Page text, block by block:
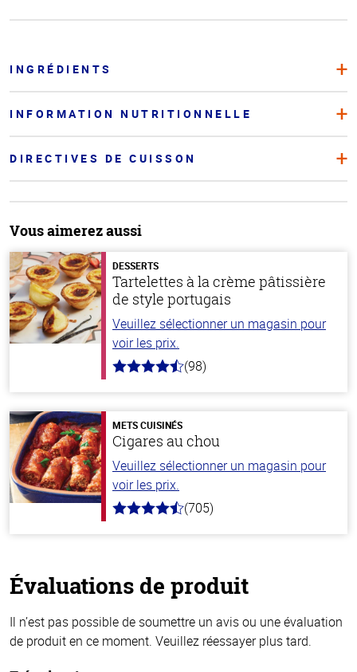
INGRÉDIENTS
INFORMATION NUTRITIONNELLE
DIRECTIVES DE CUISSON
Vous aimerez aussi
DESSERTS
Tartelettes à la crème pâtissière
de style portugais
Veuillez sélectionner un magasin pour
voir les prix.
4.7
stars
(98)
METS CUISINÉS
Cigares au chou
Veuillez sélectionner un magasin pour
voir les prix.
4.6
(705)
Évaluations de produit
Il n’est pas possible de soumettre un avis ou une évaluation
de produit en ce moment. Veuillez réessayer plus tard.